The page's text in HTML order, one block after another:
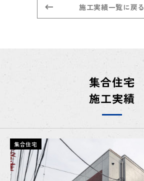
施工実績一覧に戻る
集合住宅
施工実績
集合住宅